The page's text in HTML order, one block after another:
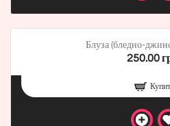
Блуза (бледно-
250.00